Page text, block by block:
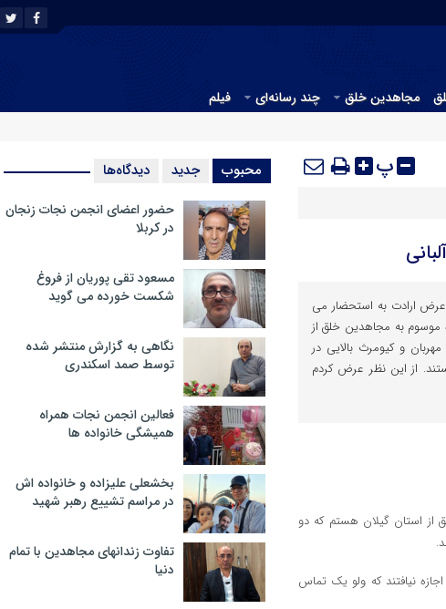
مجاهدین خلق چند رسانه‌ای فیلم
پ
ارادت به استحضار می
موسوم به مجاهدین خلق از
و کیومرث بالایی در
از این نظر عرض کردم
از استان گیلان هستم که دو
نیافتند که ولو یک تماس
محبوب جدید دیدگاه‌ها
حضور اعضای انجمن نجات زنجان
در کربلا
مسعود تقی پوریان از فروغ
شکست خورده می گوید
نگاهی به گزارش منتشر شده
توسط صمد اسکندری
فعالین انجمن نجات همراه
همیشگی خانواده ها
بخشعلی علیزاده و خانواده اش
در مراسم تشییع رهبر شهید
تفاوت زندانهای مجاهدین با تمام
دنیا